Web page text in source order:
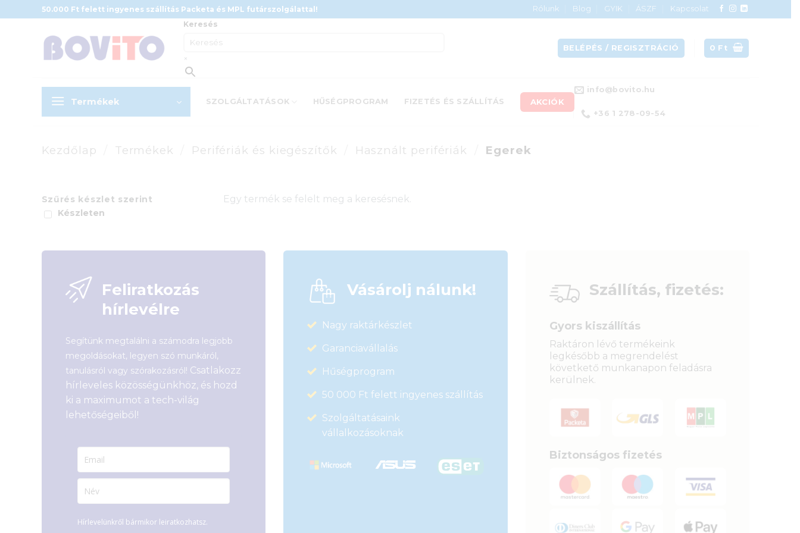
to
50.000 Ft felett ingyenes szállítás Packeta és MPL futárszolgálattal! Rólunk Blog GYIK ÁSZF
Kapcsolat
Keresés
×
BELÉPÉS / REGISZTRÁCIÓ 0 Ft
Termékek SZOLGÁLTATÁSOK HŰSÉGPROGRAM FIZETÉS ÉS SZÁLLÍTÁS AKCIÓK
info@bovito.hu
+36 1 278-09-54
Kezdőlap Termékek Perifériák és kiegészítők Használt perifériák Egerek
Szűrés készlet szerint
Készleten
Egy termék se felelt meg a keresésnek.
Feliratkozás
hírlevélre
Segítünk megtalálni a számodra legjobb
megoldásokat, legyen szó munkáról,
tanulásról vagy szórakozásról! Csatlakozz
hírleveles közösségünkhöz, és hozd
ki a maximumot a tech-világ
lehetőségeiből!
Hírlevelünkről bármikor leiratkozhatsz.
Vásárolj nálunk!
Nagy raktárkészlet
Garanciavállalás
Hűségprogram
50 000 Ft felett ingyenes szállítás
Szolgáltatásaink
vállalkozásoknak
Szállítás, fizetés:
Gyors kiszállítás
Raktáron lévő termékeink
legkésőbb a megrendelést
követkető munkanapon feladásra
kerülnek.
Biztonságos fizetés